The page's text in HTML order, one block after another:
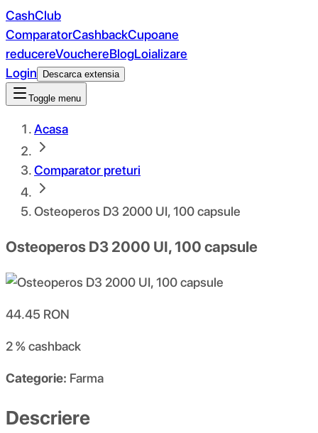
CashClub
ComparatorCashbackCupoane
reducereVouchereBlogLoializare
Login
Descarca extensia
Toggle menu
Acasa
Comparator preturi
Osteoperos D3 2000 UI, 100 capsule
Osteoperos D3 2000 UI, 100 capsule
44.45 RON
2 %cashback
Categorie: Farma
Descriere